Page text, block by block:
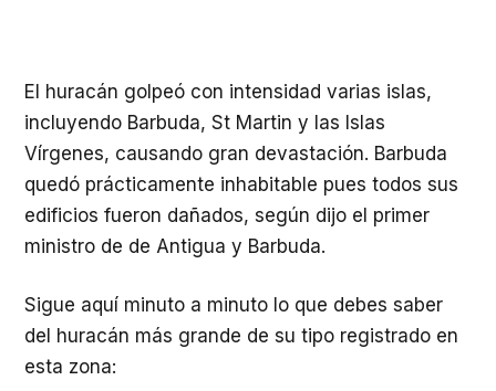
El huracán golpeó con intensidad varias islas,
incluyendo Barbuda, St Martin y las Islas
Vírgenes, causando gran devastación. Barbuda
quedó prácticamente inhabitable pues todos sus
edificios fueron dañados, según dijo el primer
ministro de de Antigua y Barbuda.
Sigue aquí minuto a minuto lo que debes saber
del huracán más grande de su tipo registrado en
esta zona: